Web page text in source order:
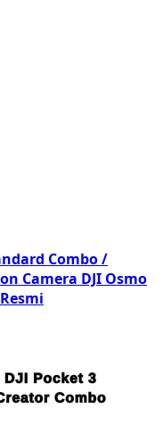
Combo /
Camera DJI Osmo